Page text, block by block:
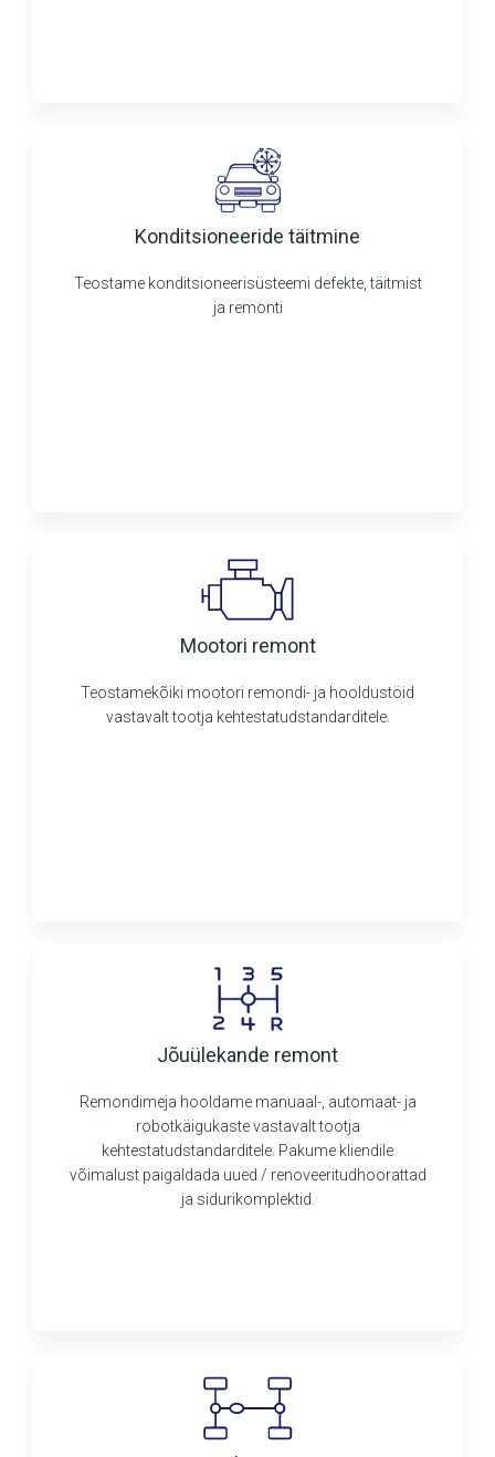
Konditsioneeride täitmine
Teostame konditsioneerisüsteemi defekte, täitmist
ja remonti
Mootori remont
Teostamekõiki mootori remondi- ja hooldustöid
vastavalt tootja kehtestatudstandarditele.
Jõuülekande remont
Remondimeja hooldame manuaal-, automaat- ja
robotkäigukaste vastavalt tootja
kehtestatudstandarditele. Pakume kliendile
võimalust paigaldada uued / renoveeritudhoorattad
ja sidurikomplektid.